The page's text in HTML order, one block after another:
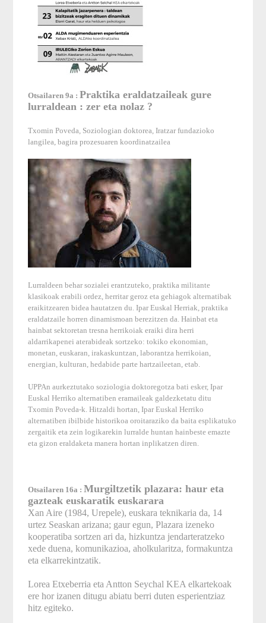
Otsailaren 9a :Praktika eraldatzaileak gure
lurraldean : zer eta nolaz ?
Txomin Poveda, Soziologian doktorea, Iratzar fundazioko
langilea, bagira prozesuaren koordinatzailea
Lurraldeen behar sozialei erantzuteko, praktika militante
klasikoak erabili ordez, herritar geroz eta gehiagok alternatibak
eraikitzearen bidea hautatzen du. Ipar Euskal Herriak, praktika
eraldatzaile horren dinamismoan berezitzen da. Hainbat eta
hainbat sektoretan tresna herrikoiak eraiki dira herri
aldarrikapenei aterabideak sortzeko: tokiko ekonomian,
monetan, euskaran, irakaskuntzan, laborantza herrikoian,
energian, kulturan, hedabide parte hartzaileetan, etab.
UPPAn aurkeztutako soziologia doktoregotza bati esker, Ipar
Euskal Herriko alternatiben eramaileak galdezketatu ditu
Txomin Poveda-k. Hitzaldi hortan, Ipar Euskal Herriko
alternatiben ibilbide historikoa oroitaraziko da baita esplikatuko
zergaitik eta zein logikarekin lurralde huntan hainbeste emazte
eta gizon eraldaketa manera hortan inplikatzen diren.
Otsailaren 16a :Murgiltzetik plazara: haur eta
gazteak euskaratik euskarara
Xan Aire (1984, Urepele), euskara teknikaria da, 14
urtez Seaskan arizana; gaur egun, Plazara izeneko
kooperatiba sortzen ari da, hizkuntza jendarteratzeko
xede duena, komunikazioa, aholkularitza, formakuntza
eta elkarrekintzatik.
Lorea Etxeberria eta Antton Seychal KEA elkartekoak
ere hor izanen ditugu abiatu berri duten esperientziaz
hitz egiteko.